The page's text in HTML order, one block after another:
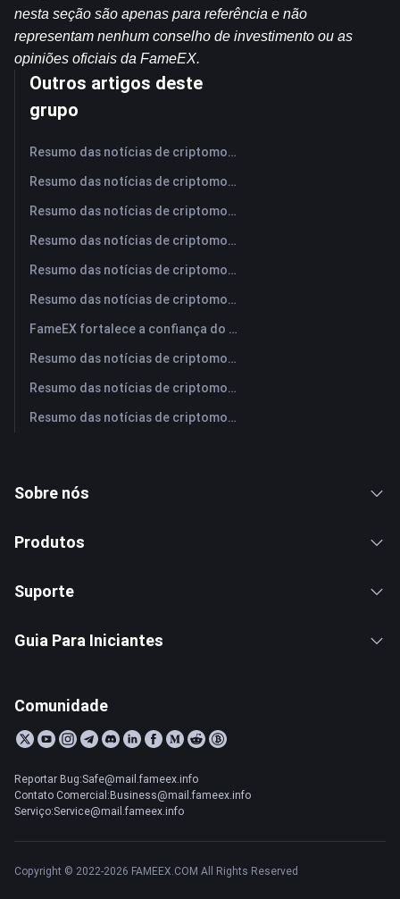
nesta seção são apenas para referência e não
representam nenhum conselho de investimento ou as
opiniões oficiais da FameEX.
Outros artigos deste
grupo
Resumo das notícias de criptomoedas da FameEX hoje | 5 de agosto de 2026
Resumo das notícias de criptomoedas da FameEX hoje | 4 de agosto de 2026
Resumo das notícias de criptomoedas da FameEX hoje | 3 de agosto de 2026
Resumo das notícias de criptomoedas da FameEX hoje | 31 de julho de 2026
Resumo das notícias de criptomoedas da FameEX hoje | 30 de julho de 2026
Resumo das notícias de criptomoedas da FameEX hoje | 29 de julho de 2026
FameEX fortalece a confiança do usuário por meio de oito anos de operações estáveis ​​e crescimento global
Resumo das notícias de criptomoedas da FameEX hoje | 28 de julho de 2026
Resumo das notícias de criptomoedas da FameEX hoje | 27 de julho de 2026
Resumo das notícias de criptomoedas da FameEX hoje | 24 de julho de 2026
Sobre nós
Produtos
Suporte
Guia Para Iniciantes
Comunidade
Reportar Bug:Safe@mail.fameex.info
Contato Comercial:Business@mail.fameex.info
Serviço:Service@mail.fameex.info
Copyright © 2022-2026 FAMEEX.COM All Rights Reserved